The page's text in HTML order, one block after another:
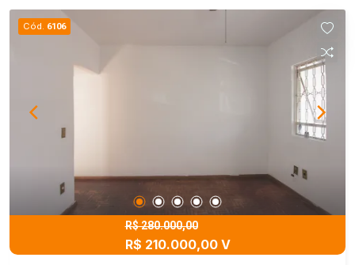
Cód. 6106
R$ 280.000,00
R$ 210.000,00 V